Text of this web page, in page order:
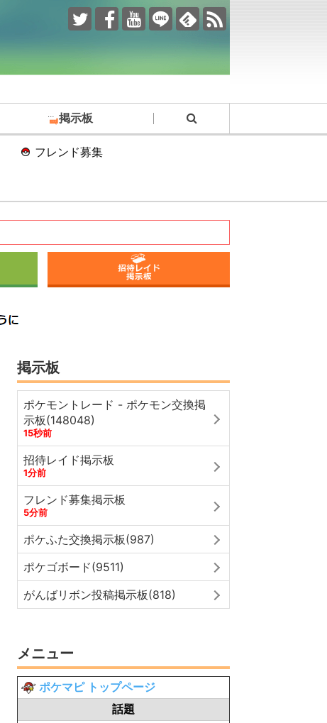
掲示板
フレンド募集
掲示板
ポケモントレード - ポケモン交換掲
示板(148048)
15秒前
招待レイド掲示板
1分前
フレンド募集掲示板
5分前
ポケふた交換掲示板(987)
ポケゴボード(9511)
がんばリボン投稿掲示板(818)
メニュー
ポケマピ トップページ
話題